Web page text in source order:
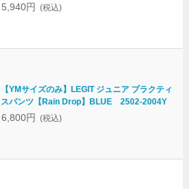
5,940円 (税込)
【YMサイズのみ】LEGIT ジュニア プラクティ
スパンツ【Rain Drop】BLUE 2502-2004Y
6,800円 (税込)